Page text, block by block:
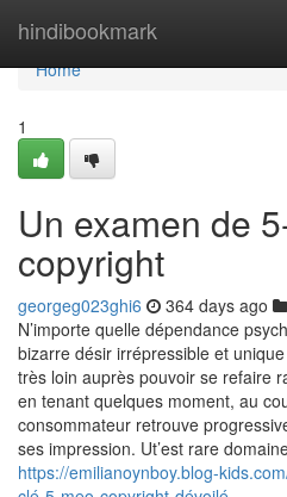
hindibookmark
Home
Home
1
Un examen de
copyright
georgeg023ghi6 364 days ago
N’importe quelle dépendance
bizarre désir irrépressible et
très loin auprès pouvoir se refaire
en tenant quelques moment, au
consommateur retrouve
ses impression. Ut’est rare
https://emilianoynboy.blog-